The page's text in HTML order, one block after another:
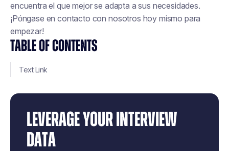
TABLE OF CONTENTS
Text Link
LEVERAGE YOUR INTERVIEW
DATA
encuentra el que mejor se adapta a sus necesidades.
¡Póngase en contacto con nosotros hoy mismo para
empezar!